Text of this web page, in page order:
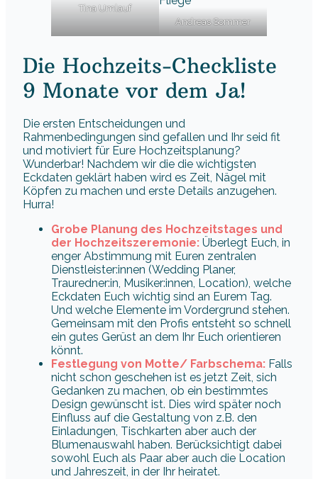
Tina Umlauf
Andreas Sommer
Die Hochzeits-Checkliste
9 Monate vor dem Ja!
Die ersten Entscheidungen und
Rahmenbedingungen sind gefallen und Ihr seid fit
und motiviert für Eure Hochzeitsplanung?
Wunderbar! Nachdem wir die die wichtigsten
Eckdaten geklärt haben wird es Zeit, Nägel mit
Köpfen zu machen und erste Details anzugehen.
Hurra!
Grobe Planung des Hochzeitstages und
der Hochzeitszeremonie: Überlegt Euch, in
enger Abstimmung mit Euren zentralen
Dienstleister:innen (Wedding Planer,
Trauredner:in, Musiker:innen, Location), welche
Eckdaten Euch wichtig sind an Eurem Tag.
Und welche Elemente im Vordergrund stehen.
Gemeinsam mit den Profis entsteht so schnell
ein gutes Gerüst an dem Ihr Euch orientieren
könnt.
Festlegung von Motte/ Farbschema: Falls
nicht schon geschehen ist es jetzt Zeit, sich
Gedanken zu machen, ob ein bestimmtes
Design gewünscht ist. Dies wird später noch
Einfluss auf die Gestaltung von z.B. den
Einladungen, Tischkarten aber auch der
Blumenauswahl haben. Berücksichtigt dabei
sowohl Euch als Paar aber auch die Location
und Jahreszeit, in der Ihr heiratet.